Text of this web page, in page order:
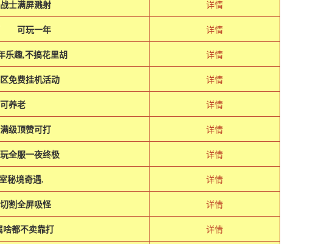
士满屏溅射 详情
可玩一年 详情
乐趣,不搞花里胡 详情
免费挂机活动 详情
养老 详情
级顶赞可打 详情
全服一夜终极 详情
秘境奇遇. 详情
割全屏吸怪 详情
都不卖靠打 详情